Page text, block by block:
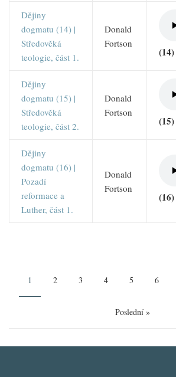
Dějiny
dogmatu (14) |
Středověká
teologie, část 1.
Donald
Fortson
Dějiny
dogmatu (15) |
Středověká
teologie, část 2.
Donald
Fortson
Dějiny
dogmatu (16) |
Pozadí
reformace a
Luther, část 1.
Donald
Fortson
Aktuální
1 Page
2 Page
3 Page
4 Page
5 Page
6
Poslední
Poslední »